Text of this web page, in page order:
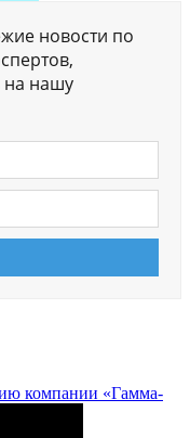
новости по
на нашу
компании «Гамма-